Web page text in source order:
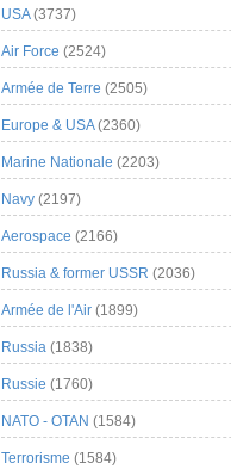
USA(3737)
Air Force (2524)
Armée de Terre (2505)
Europe & USA(2360)
Marine Nationale (2203)
Navy (2197)
Aerospace (2166)
Russia & former USSR (2036)
Armée de l'Air (1899)
Russia (1838)
Russie (1760)
NATO - OTAN (1584)
Terrorisme (1584)